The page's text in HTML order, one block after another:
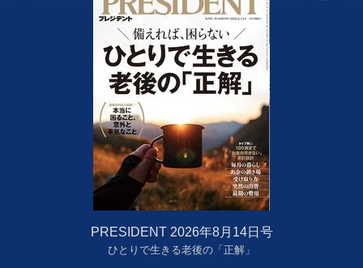
PRESIDENT 2026年8月14日号
ひとりで生きる老後の「正解」